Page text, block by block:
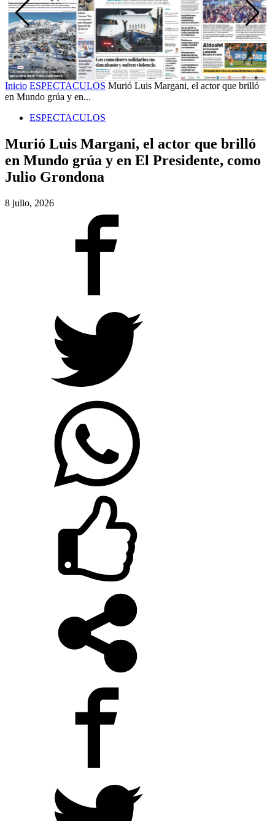
Inicio ESPECTACULOS Murió Luis Margani, el actor que brilló
en Mundo grúa y en...
ESPECTACULOS
Murió Luis Margani, el actor que brilló
en Mundo grúa y en El Presidente, como
Julio Grondona
8 julio, 2026